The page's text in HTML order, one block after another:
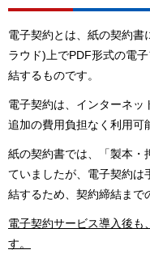
電子契約とは、紙の契約書
ラウド)上でPDF形式の電
結するものです。
電子契約は、インターネッ
追加の費用負担なく利用可
紙の契約書では、「製本・
ていましたが、電子契約は
結するため、契約締結まで
電子契約サービス導入後も
す。